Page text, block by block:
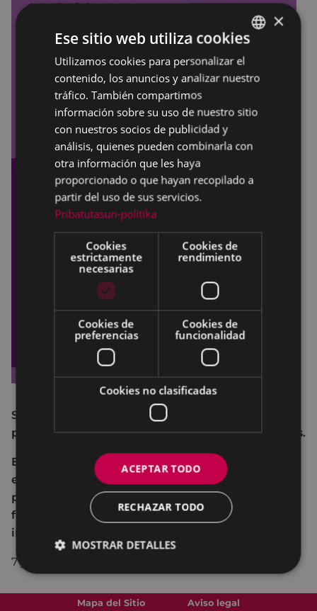
Sexu-Bizi / Puntu Morea es un servicio que
promueve una sexualidad y unas relaciones sanas.
Este espacio es un lugar de protección y será un
espacio seguro para cualquier persona que lo
pida. Estarán disponibles materiales para hacer
frente a la violencia de género: ayuda emocional,
información, consejo y derivación, entre otros.
7 y 8 de septiembre, de 24:00 a 03:00, en Arrate.
Mapa del Sitio Aviso legal
BASQUE
SPANISH
×
Ese sitio web utiliza cookies
Utilizamos cookies para personalizar el
contenido, los anuncios y analizar nuestro
tráfico. También compartimos
información sobre su uso de nuestro sitio
con nuestros socios de publicidad y
análisis, quienes pueden combinarla con
otra información que les haya
proporcionado o que hayan recopilado a
partir del uso de sus servicios.
Pribatutasun-politika
Cookies
estrictamente
necesarias
Cookies de
rendimiento
Cookies de
preferencias
Cookies de
funcionalidad
Cookies no clasificadas
ACEPTAR TODO
RECHAZAR TODO
MOSTRAR DETALLES